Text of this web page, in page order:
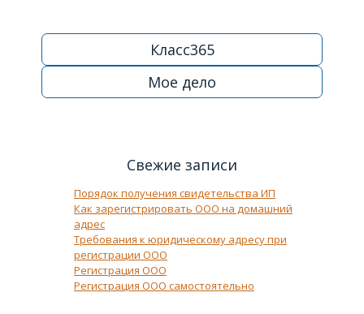
Класс365
Мое дело
Свежие записи
Порядок получения свидетельства ИП
Как зарегистрировать ООО на домашний
адрес
Требования к юридическому адресу при
регистрации ООО
Регистрация ООО
Регистрация ООО самостоятельно